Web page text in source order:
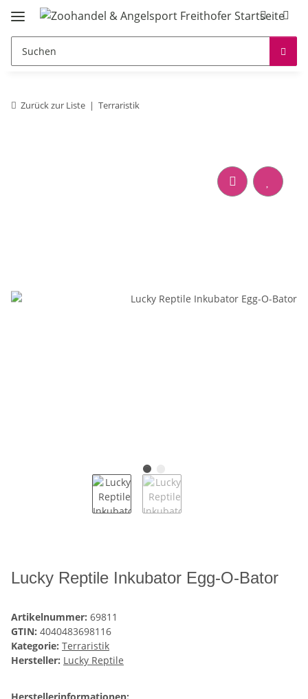
Zurück zur Liste Terraristik
Lucky Reptile Inkubator Egg-O-Bator
Artikelnummer: 69811
GTIN: 4040483698116
Kategorie: Terraristik
Hersteller: Lucky Reptile